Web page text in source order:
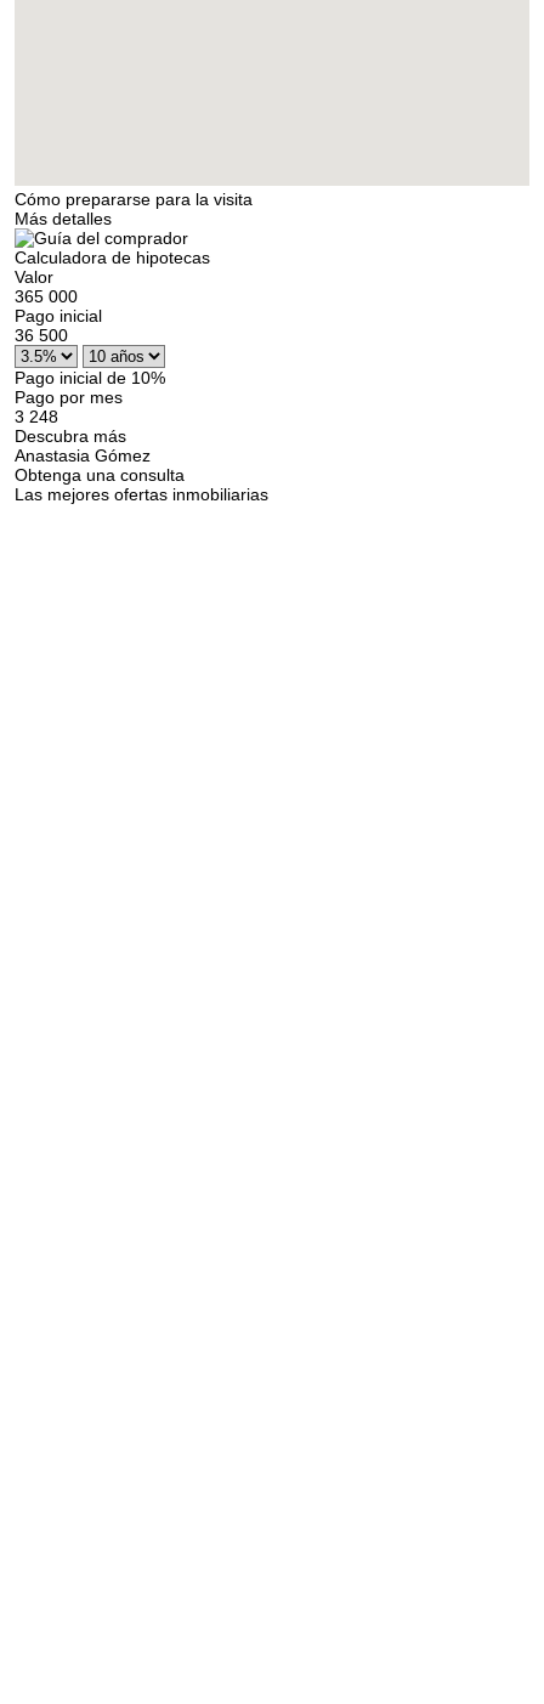
Cómo prepararse para la visita
Más detalles
Calculadora de hipotecas
Valor
365 000
Pago inicial
36 500
Pago inicial de 10%
Pago por mes
3 248
Descubra más
Anastasia Gómez
Obtenga una consulta
Las mejores ofertas inmobiliarias